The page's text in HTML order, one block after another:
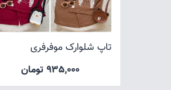
تاپ شلوارک موفرفری
935,000 تومان